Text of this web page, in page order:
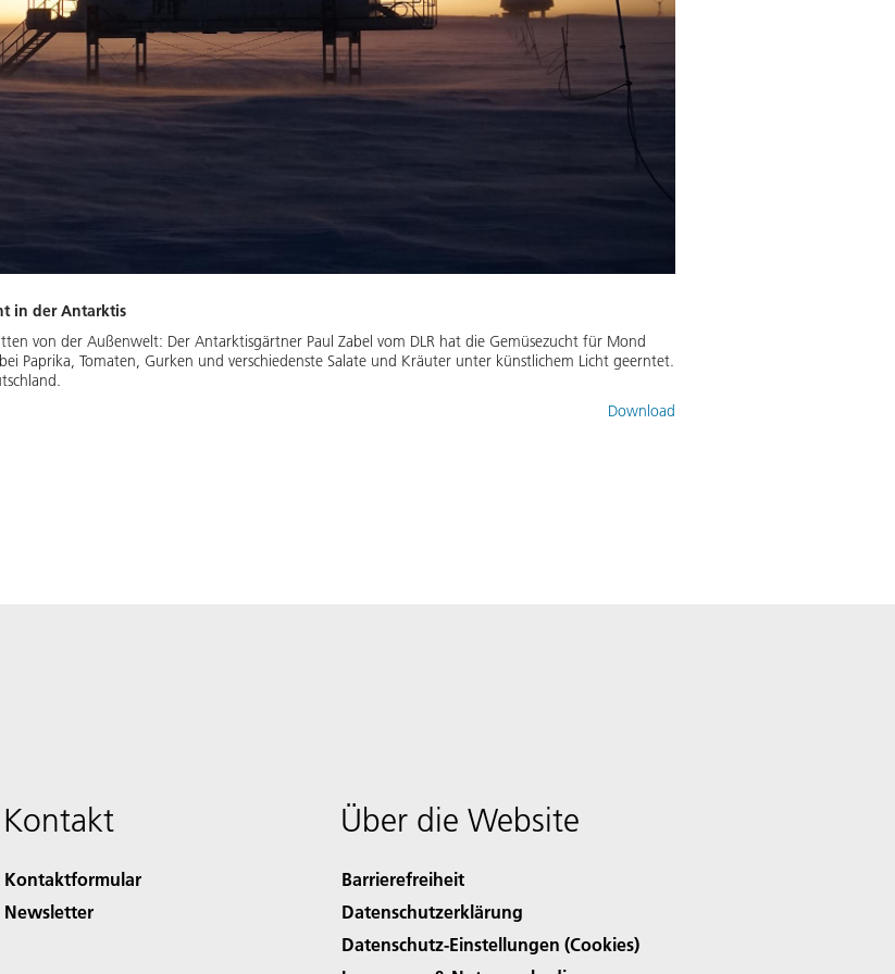
in der Antarktis
von der Außenwelt: Der Antarktisgärtner Paul Zabel vom DLR hat die Gemüsezucht für Mond
Paprika, Tomaten, Gurken und verschiedenste Salate und Kräuter unter künstlichem Licht geerntet.
Download
Kontakt
Kontaktformular
Newsletter
Über die Website
Barrierefreiheit
Datenschutzerklärung
Datenschutz-Einstellungen (Cookies)